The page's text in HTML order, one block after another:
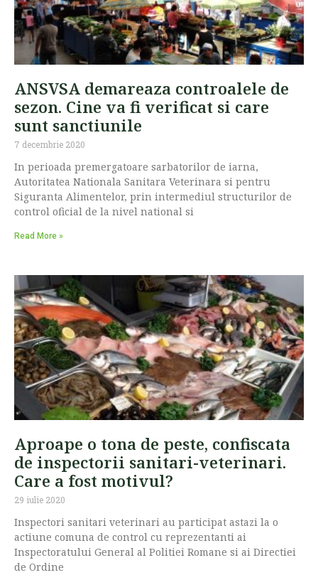
ANSVSA demareaza controalele de
sezon. Cine va fi verificat si care
sunt sanctiunile
7 decembrie 2020
In perioada premergatoare sarbatorilor de iarna,
Autoritatea Nationala Sanitara Veterinara si pentru
Siguranta Alimentelor, prin intermediul structurilor de
control oficial de la nivel national si
Read More »
Aproape o tona de peste, confiscata
de inspectorii sanitari-veterinari.
Care a fost motivul?
29 iulie 2020
Inspectori sanitari veterinari au participat astazi la o
actiune comuna de control cu reprezentanti ai
Inspectoratului General al Politiei Romane si ai Directiei
de Ordine